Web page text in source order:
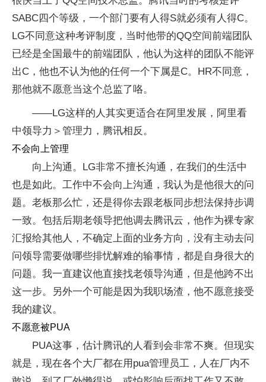
SABC四个等级，一个部门要有人得S就必须有人得C。
LG不同意这种考评制度，当时他带的QQ空间前端团队
已经是全国最牛的前端团队，他认为这样的团队不能评
出C，他也不认为他的任何一个下属是C。HR不同意，
那他就不愿意当这个总监了咯。
——LG这样的人其实更适合在阿里发展，阿里看
中领导力＞管理力，腾讯相反。
不会向上管理
向上沟通。LG非常不擅长沟通，在我们的生活中
也是如此。工作中不会向上沟通，我认为是他很大的问
题。老板那么忙，还是得你去跟老板同步想法保持步调
一致。包括后期老领导把他调去腾讯云，他作为裸专家
汇报给其他人，不确定上面的业务方向，没有主动去问
问领导需要做哪些排忧解难的输事情，都是自身很大的
问题。我一直建议他直接找老领导沟通，但是他跨不出
这一步。另外一个可能是因为我职场渣，他不愿意接受
我的建议。
不愿意被PUA
PUA这事，估计腾讯的人看到会非常不爽。但现实
就是，现在各个大厂都在用pua管理员工，人在厂内不